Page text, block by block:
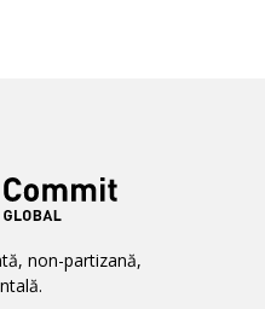
non-partizană,